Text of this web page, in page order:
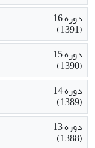
دوره 16
(1391)
دوره 15
(1390)
دوره 14
(1389)
دوره 13
(1388)